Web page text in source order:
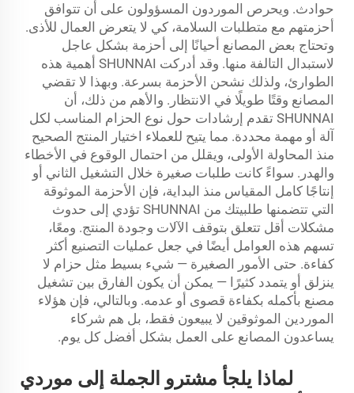
حوادث. ويحرص الموردون المسؤولون على أن تتوافق
أحزمتهم مع متطلبات السلامة، كي لا يتعرض العمال للأذى.
وتحتاج بعض المصانع أحيانًا إلى أحزمة بشكل عاجل
لاستبدال التالفة منها. وقد أدركت SHUNNAI أهمية هذه
الطوارئ، ولذلك نشحن الأحزمة بسرعة. وبهذا لا تقضي
المصانع وقتًا طويلًا في الانتظار. والأهم من ذلك، أن
SHUNNAI تقدم إرشادات حول نوع الحزام المناسب لكل
آلة أو مهمة محددة. مما يتيح للعملاء اختيار المنتج الصحيح
منذ المحاولة الأولى، ويقلل من احتمال الوقوع في الأخطاء
والهدر. سواءً كانت طلبات صغيرة خلال التشغيل الثاني أو
إنتاجًا كامل المقياس منذ البداية، فإن الأحزمة الموثوقة
التي تتضمنها طلبيتك من SHUNNAI تؤدي إلى حدوث
مشكلات أقل تتعلق بتوقف الآلات وجودة المنتج. ومعًا،
تسهم هذه العوامل أيضًا في جعل عمليات التصنيع أكثر
كفاءة. حتى الأمور الصغيرة — شيء بسيط مثل حزام لا
ينزلق أو يتمدد كثيرًا — يمكن أن يكون الفارق بين تشغيل
مصنع بأكمله بكفاءة قصوى أو عدمه. وبالتالي، فإن هؤلاء
الموردين الموثوقين لا يبيعون فقط، بل هم شركاء
يساعدون المصانع على العمل بشكل أفضل كل يوم.
لماذا يلجأ مشترو الجملة إلى موردي